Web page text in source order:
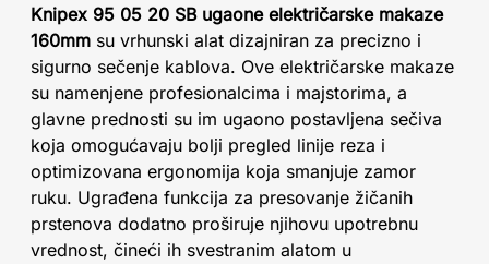
Knipex 95 05 20 SB ugaone električarske makaze
160mm su vrhunski alat dizajniran za precizno i
sigurno sečenje kablova. Ove električarske makaze
su namenjene profesionalcima i majstorima, a
glavne prednosti su im ugaono postavljena sečiva
koja omogućavaju bolji pregled linije reza i
optimizovana ergonomija koja smanjuje zamor
ruku. Ugrađena funkcija za presovanje žičanih
prstenova dodatno proširuje njihovu upotrebnu
vrednost, čineći ih svestranim alatom u